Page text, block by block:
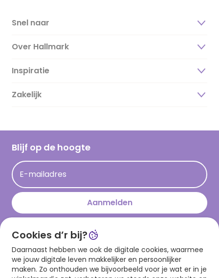
Snel naar
Over Hallmark
Over ons
Duurzaamheid
Hallmark Kaartclub
Acties
Persberichten
Hallmark en Kinderpostzegels
Inspiratie
Magazine
Cadeau inspiratie
Kaartinspiratie
Zakelijk
Blijf op de hoogte
E-mailadres
Aanmelden
Download onze app
Cookies d’r bij?
Daarnaast hebben we ook de digitale cookies, waarmee
we jouw digitale leven makkelijker en persoonlijker
maken. Zo onthouden we bijvoorbeeld voor je wat er in je